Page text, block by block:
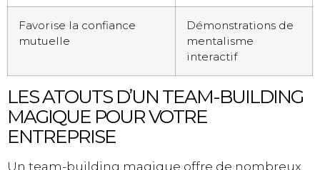
Favorise la confiance
mutuelle
Démonstrations de
mentalisme
interactif
LES ATOUTS D’UN TEAM-BUILDING
MAGIQUE POUR VOTRE
ENTREPRISE
Un team-building magique offre de nombreux